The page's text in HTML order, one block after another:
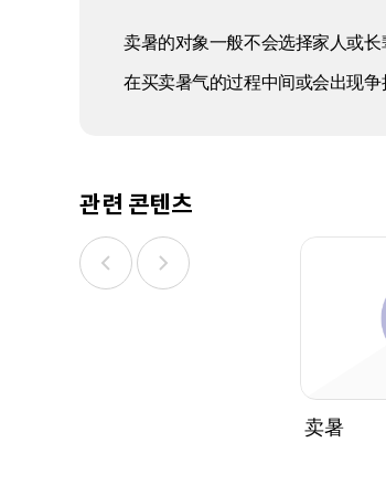
卖暑的对象一般不会选择家人或
在买卖暑气的过程中间或会出现争
관련 콘텐츠
卖暑